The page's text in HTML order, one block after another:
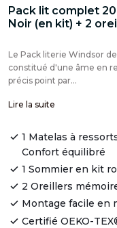
Pack lit complet
Noir (en kit) + 2
Le Pack literie Windsor
constitué d'une âme en
précis point par...
Lire la suite
1 Matelas à
Confort équilibré
1 Sommier en kit
2 Oreillers
Montage facile en
Certifié OEKO-